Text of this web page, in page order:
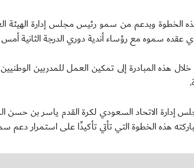
الخطوة وبدعم من سمو رئيس مجلس إدارة الهيئة
عقده سموه مع رؤساء أندية دوري الدرجة الثانية أمس
هذه المبادرة إلى تمكين العمل للمدربين
إدارة الاتحاد السعودي لكرة القدم ياسر بن حسن
هذه الخطوة التي تأتي تأكيدًا على استمرار دعم